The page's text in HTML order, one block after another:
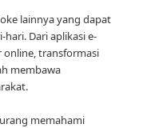
lainnya yang dapat
Dari aplikasi e-
online, transformasi
membawa
memahami